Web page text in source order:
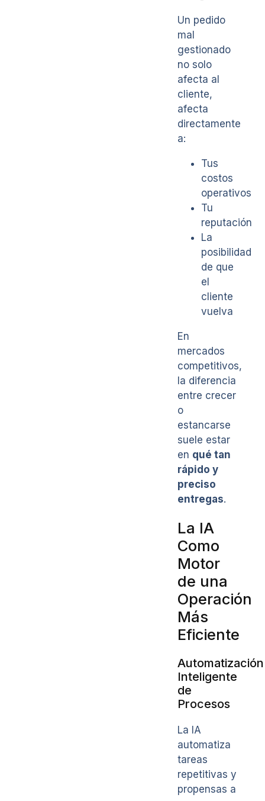
Un pedido
mal
gestionado
no solo
afecta al
cliente,
afecta
directamente
a:
Tus
costos
operativos
Tu
reputación
La
posibilidad
de que
el
cliente
vuelva
En
mercados
competitivos,
la diferencia
entre crecer
o
estancarse
suele estar
en qué tan
rápido y
preciso
entregas.
La IA
Como
Motor
de una
Operación
Más
Eficiente
Automatización
Inteligente
de
Procesos
La IA
automatiza
tareas
repetitivas y
propensas a